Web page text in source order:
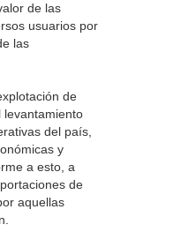
de las
usuarios por
las
de
levantamiento
del país,
y
a esto, a
de
aquellas